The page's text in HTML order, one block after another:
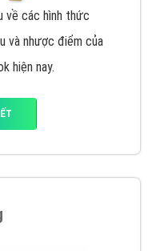
về các hình thức
và nhược điểm của
hiện nay.